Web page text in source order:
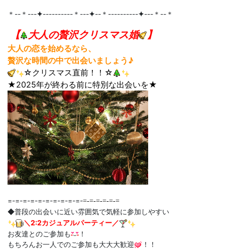
＊--＊---✦----------＊---✦--＊----------✦---＊--＊
【 大人の贅沢クリスマス婚 】
大人の恋を始めるなら、
贅沢な時間の中で出会いましょう♪
☆クリスマス直前！！☆
★2025年が終わる前に特別な出会いを★
=-=-=-=-=-=-=-=-=-=-=-=-=-=-=-=
◆普段の出会いに近い雰囲気で気軽に参加しやすい
＼2:2カジュアルパーティー／
お友達とのご参加も
！
もちろんお一人でのご参加も大大大歓迎
！！